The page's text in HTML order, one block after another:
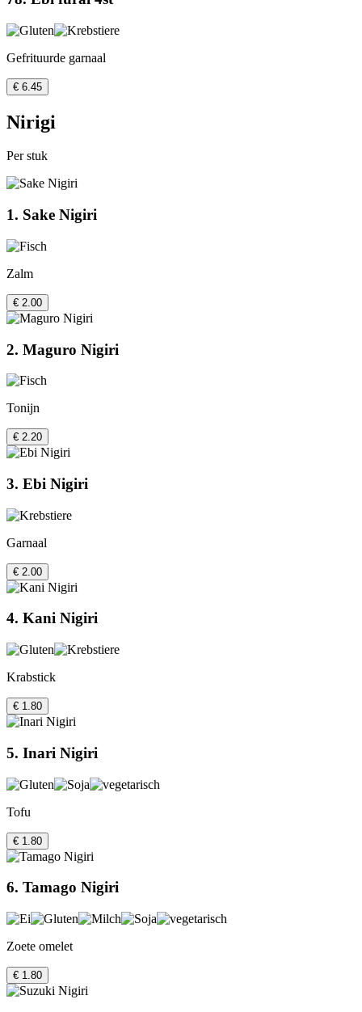
Gefrituurde garnaal
€ 6.45
Nirigi
Per stuk
1. Sake Nigiri
Zalm
€ 2.00
2. Maguro Nigiri
Tonijn
€ 2.20
3. Ebi Nigiri
Garnaal
€ 2.00
4. Kani Nigiri
Krabstick
€ 1.80
5. Inari Nigiri
Tofu
€ 1.80
6. Tamago Nigiri
Zoete omelet
€ 1.80